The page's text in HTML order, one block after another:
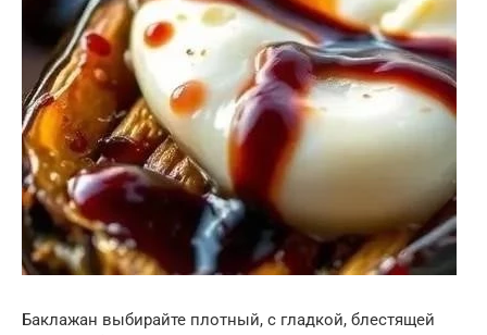
Баклажан выбирайте плотный, с гладкой, блестящей